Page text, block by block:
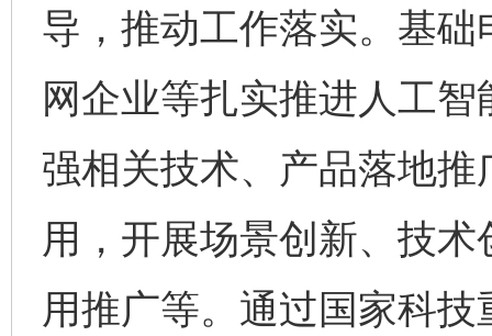
导，推动工作落实。基
网企业等扎实推进人工
强相关技术、产品落地
用，开展场景创新、技
用推广等。通过国家科